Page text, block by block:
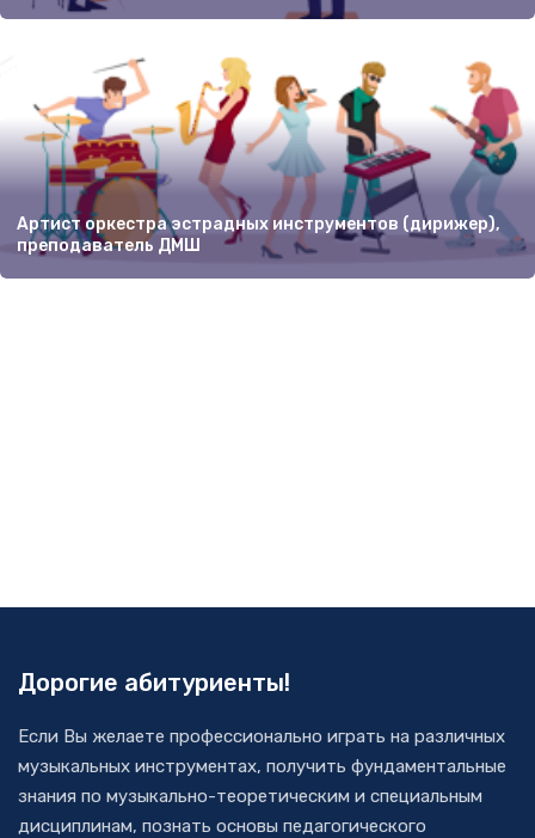
Артист оркестра эстрадных инструментов (дирижер),
преподаватель ДМШ
Дорогие абитуриенты!
Если Вы желаете профессионально играть на различных
музыкальных инструментах, получить фундаментальные
знания по музыкально-теоретическим и специальным
дисциплинам, познать основы педагогического